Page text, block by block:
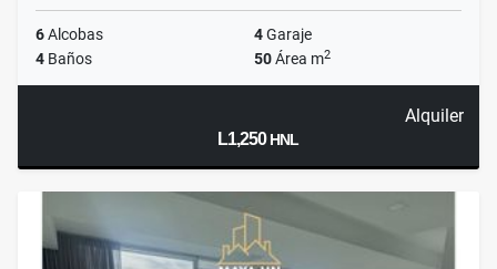
6Alcobas 4Garaje
4 Baños 50Área m2
Alquiler
L1,250HNL